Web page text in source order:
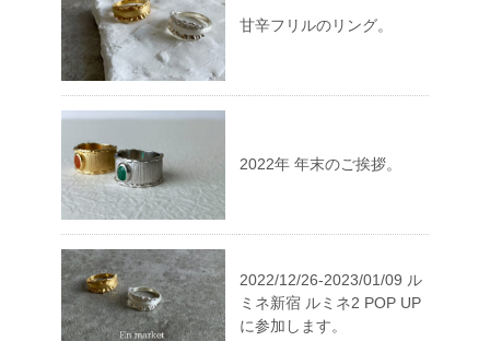
甘辛フリルのリング。
2022年 年末のご挨拶。
2022/12/26-2023/01/09 ル
ミネ新宿 ルミネ2 POP UP
に参加します。